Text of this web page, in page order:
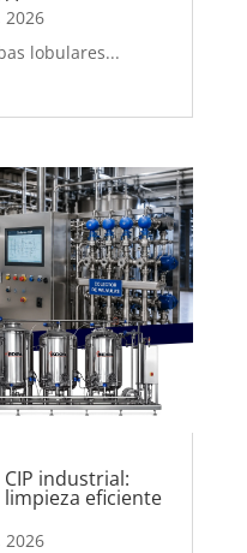
2026
lobulares...
industrial:
eficiente
2026